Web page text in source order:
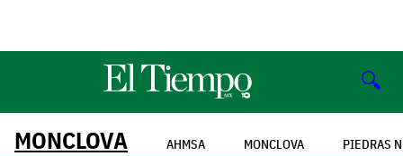
🔍
MONCLOVA AHMSA MONCLOVA PIEDRAS